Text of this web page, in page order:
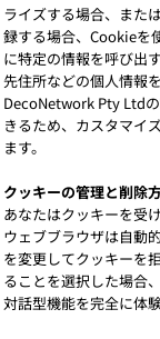
ライズする場合、また
録する場合、Cookieを
に特定の情報を呼び出
先住所などの個人情報
DecoNetwork Pty Ltd
きるため、カスタマイ
ます。
クッキーの管理と削除
あなたはクッキーを受
ウェブブラウザは自動
を変更してクッキーを
ることを選択した場合
対話型機能を完全に体